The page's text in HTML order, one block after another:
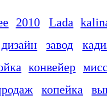
2010 Lada
дизайн завод
конвейер
копейка